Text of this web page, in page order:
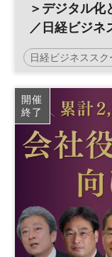
＞デジタル化
／日経ビジネ
日経ビジネススク
開催
終了